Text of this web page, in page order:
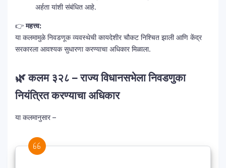
अर्हता यांशी संबंधित आहे.
👉महत्त्व:
या कलमामुळे निवडणूक व्यवस्थेची कायदेशीर चौकट निश्चित झाली आणि केंद्र
सरकारला आवश्यक सुधारणा करण्याचा अधिकार मिळाला.
🌿 कलम ३२८ – राज्य विधानसभेला निवडणुका
नियंत्रित करण्याचा अधिकार
या कलमानुसार –